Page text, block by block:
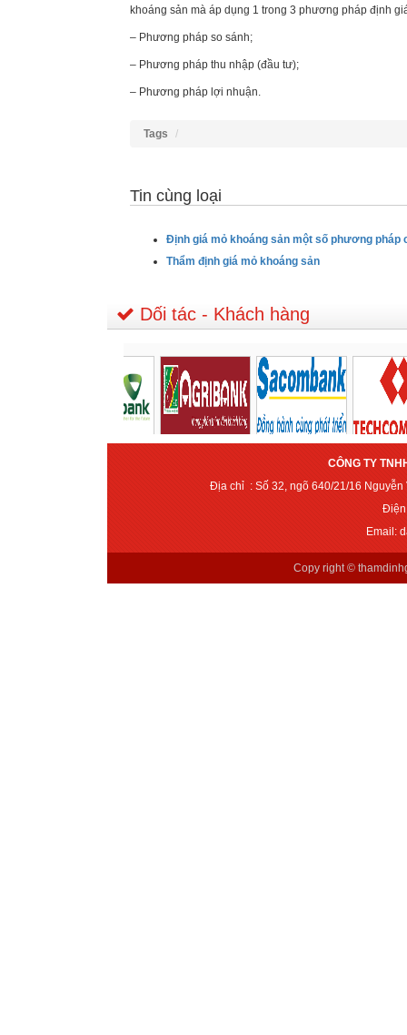
khoáng sản mà áp dụng 1 trong 3 phương pháp định
– Phương pháp so sánh;
– Phương pháp thu nhập (đầu tư);
– Phương pháp lợi nhuận.
Tags
Tin cùng loại
Định giá mỏ khoáng sản một số phương pháp
Thẩm định giá mỏ khoáng sản
Dối tác - Khách hàng
CÔNG TY
Địa chỉ : Số 32, ngõ 640/21/16
Điện
Email:
Copy right ©